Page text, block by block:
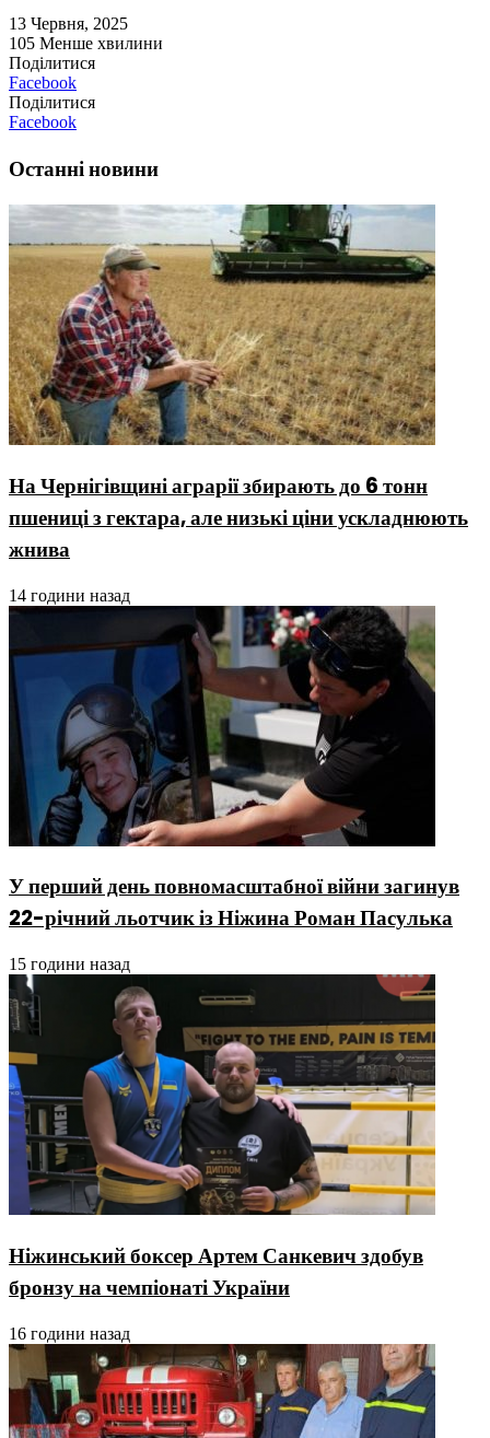
13 Червня, 2025
105 Менше хвилини
Поділитися
Facebook
Поділитися
Facebook
Останні новини
На Чернігівщині аграрії збирають до 6 тонн
пшениці з гектара, але низькі ціни ускладнюють
жнива
14 години назад
У перший день повномасштабної війни загинув
22-річний льотчик із Ніжина Роман Пасулька
15 години назад
Ніжинський боксер Артем Санкевич здобув
бронзу на чемпіонаті України
16 години назад